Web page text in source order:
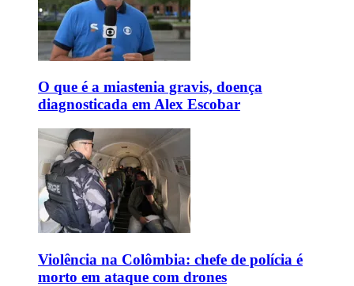
O que é a miastenia gravis, doença
diagnosticada em Alex Escobar
Violência na Colômbia: chefe de polícia é
morto em ataque com drones